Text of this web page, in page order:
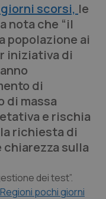
scorsi, le
nota che “il
popolazione ai
iniziativa di
di
di massa
e rischia
richiesta di
sulla
dei test”.
pochi giorni